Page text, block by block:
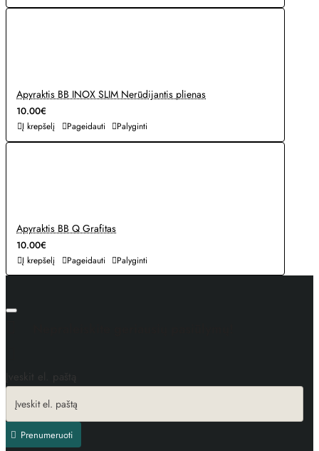
Apyraktis BB INOX SLIM Nerūdijantis plienas
10.00€
Į krepšelį Pageidauti Palyginti
Apyraktis BB Q Grafitas
10.00€
Į krepšelį Pageidauti Palyginti
Įveskit el. paštą
Prenumeruoti